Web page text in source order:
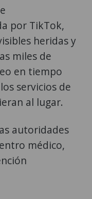
por TikTok,
heridas y
miles de
en tiempo
servicios de
al lugar.
autoridades
médico,